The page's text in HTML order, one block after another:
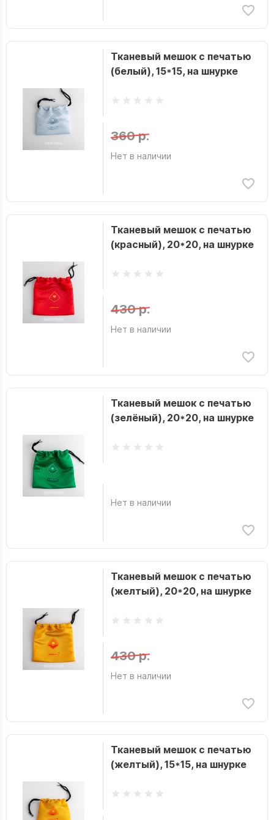
Тканевый мешок с печатью
(белый), 15*15, на шнурке
360 р.
Нет в наличии
Тканевый мешок с печатью
(красный), 20*20, на шнурке
430 р.
Нет в наличии
Тканевый мешок с печатью
(зелёный), 20*20, на шнурке
Нет в наличии
Тканевый мешок с печатью
(желтый), 20*20, на шнурке
430 р.
Нет в наличии
Тканевый мешок с печатью
(желтый), 15*15, на шнурке